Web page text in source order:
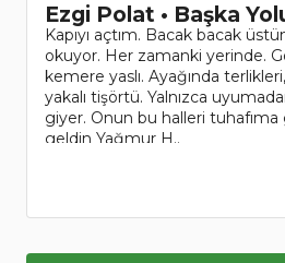
Ezgi Polat • Başka
Kapıyı açtım. Bacak bacak
okuyor. Her zamanki yerinde.
kemere yaslı. Ayağında
yakalı tişörtü. Yalnızca
giyer. Onun bu halleri tuhafıma
geldin Yağmur H..